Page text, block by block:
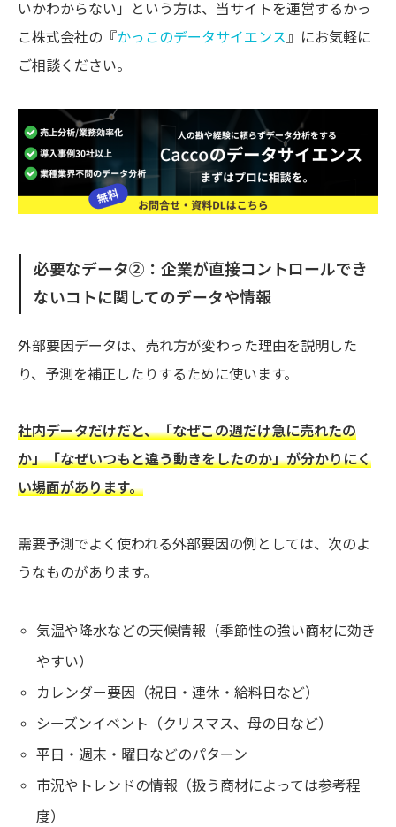
いかわからない」という方は、当サイトを運営するかっ
こ株式会社の『かっこのデータサイエンス』にお気軽に
ご相談ください。
必要なデータ②：企業が直接コントロールでき
ないコトに関してのデータや情報
外部要因データは、売れ方が変わった理由を説明した
り、予測を補正したりするために使います。
社内データだけだと、「なぜこの週だけ急に売れたの
か」「なぜいつもと違う動きをしたのか」が分かりにく
い場面があります。
需要予測でよく使われる外部要因の例としては、次のよ
うなものがあります。
気温や降水などの天候情報（季節性の強い商材に効き
やすい）
カレンダー要因（祝日・連休・給料日など）
シーズンイベント（クリスマス、母の日など）
平日・週末・曜日などのパターン
市況やトレンドの情報（扱う商材によっては参考程
度）
【ステップ5】導入と調整
需要予測をする3つのメリット
コスト（余剰在庫・人員・生産など）の削減
需要予測を任せるならかっこのデータサイエンス
まとめ